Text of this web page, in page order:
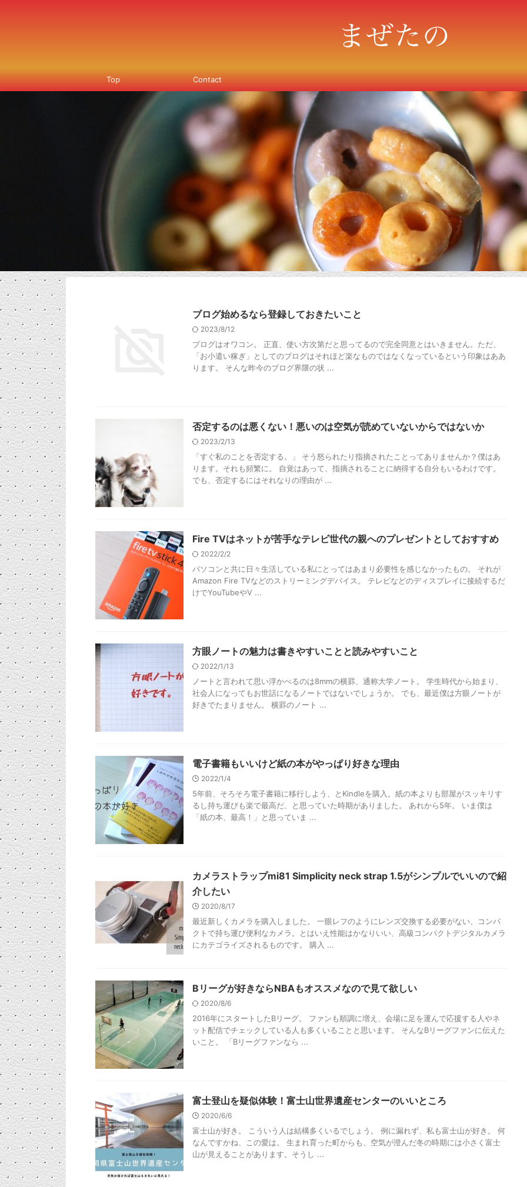
Top Contact
ブログ始めるなら登録しておきたいこと
2023/8/12
ブログはオワコン。 正直、使い方次第だと思ってるので完全同意とはいきません。ただ、
「お小遣い稼ぎ」としてのブログはそれほど楽なものではなくなっているという印象はああ
ります。 そんな昨今のブログ界隈の状 ...
否定するのは悪くない！悪いのは空気が読めていないからではないか
2023/2/13
「すぐ私のことを否定する。」 そう怒られたり指摘されたことってありませんか？僕はあ
ります。それも頻繁に。 自覚はあって、指摘されることに納得する自分もいるわけです。
でも、否定するにはそれなりの理由が ...
Fire TVはネットが苦手なテレビ世代の親へのプレゼントとしておすすめ
2022/2/2
パソコンと共に日々生活している私にとってはあまり必要性を感じなかったもの。 それが
Amazon Fire TVなどのストリーミングデバイス。 テレビなどのディスプレイに接続するだ
けでYouTubeやV ...
方眼ノートの魅力は書きやすいことと読みやすいこと
2022/1/13
ノートと言われて思い浮かべるのは8mmの横罫、通称大学ノート。 学生時代から始まり、
社会人になってもお世話になるノートではないでしょうか。 でも、最近僕は方眼ノートが
好きでたまりません。 横罫のノート ...
電子書籍もいいけど紙の本がやっぱり好きな理由
2022/1/4
5年前、そろそろ電子書籍に移行しよう、とKindleを購入。紙の本よりも部屋がスッキリす
るし持ち運びも楽で最高だ、と思っていた時期がありました。 あれから5年。 いま僕は
「紙の本、最高！」と思っていま ...
カメラストラップmi81 Simplicity neck strap 1.5がシンプルでいいので紹
介したい
2020/8/17
最近新しくカメラを購入しました。 一眼レフのようにレンズ交換する必要がない、コンパ
クトで持ち運び便利なカメラ。とはいえ性能はかなりいい、高級コンパクトデジタルカメラ
にカテゴライズされるものです。 購入 ...
Bリーグが好きならNBAもオススメなので見て欲しい
2020/8/6
2016年にスタートしたBリーグ。 ファンも順調に増え、会場に足を運んで応援する人やネ
ット配信でチェックしている人も多くいることと思います。 そんなBリーグファンに伝えた
いこと。 「Bリーグファンなら ...
富士登山を疑似体験！富士山世界遺産センターのいいところ
2020/6/6
富士山が好き。 こういう人は結構多くいるでしょう。 例に漏れず、私も富士山が好き。 何
なんですかね、この愛は。 生まれ育った町からも、空気が澄んだ冬の時期には小さく富士
山が見えることがあります。そうし ...